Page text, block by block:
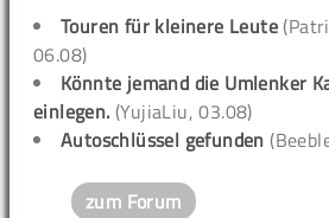
Touren für kleinere Leute
06.08)
Könnte jemand die Umlenker
einlegen. (YujiaLiu, 03.08)
Autoschlüssel gefunden
zum Forum